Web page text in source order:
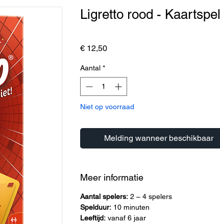
Ligretto rood - Kaartspel
€ 12,50Prijs
Aantal *
Niet op voorraad
Melding wanneer beschikbaar
Meer informatie
Aantal spelers: 2 – 4 spelers
Spelduur: 10 minuten
Leeftijd: vanaf 6 jaar